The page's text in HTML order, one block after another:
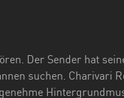
Der Sender hat
suchen. Charivari